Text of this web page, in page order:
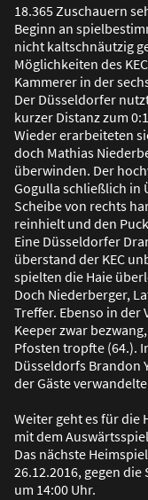
18.365 Zuschauern
Beginn an
nicht kaltschnäutzig
Möglichkeiten des
Kammerer in der
Der Düsseldorfer
kurzer Distanz zum
Wieder erarbeiteten
doch Mathias
überwinden. Der
Gogulla schließlich in
Scheibe von rechts
reinhielt und den
Eine Düsseldorfer
überstand der KEC
spielten die Haie
Doch Niederberger,
Treffer. Ebenso in der
Keeper zwar
Pfosten tropfte (64.).
Düsseldorfs Brandon
der Gäste
Weiter geht es für die
mit dem
Das nächste
26.12.2016, gegen
um 14:00 Uhr.